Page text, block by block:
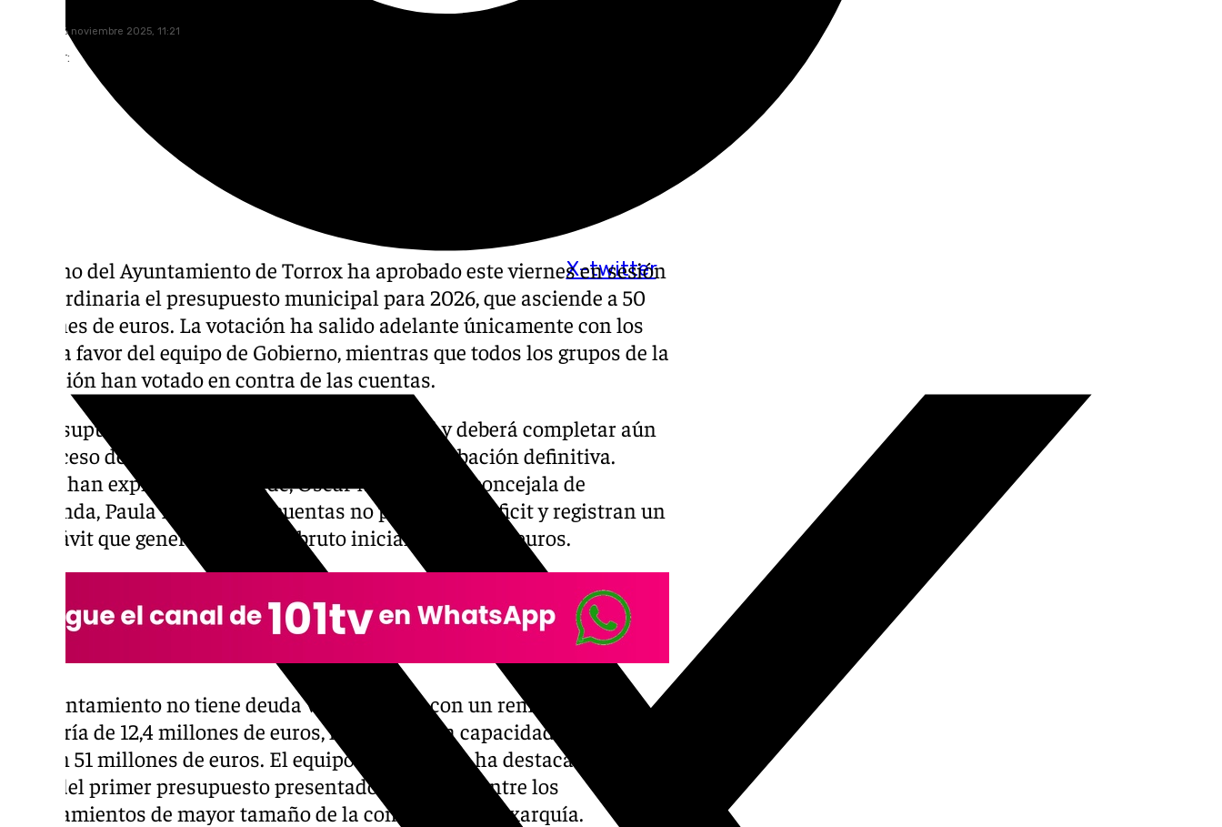
X-twitter
domingo, 16 noviembre 2025, 11:21
Compartir:
El pleno del Ayuntamiento de Torrox ha aprobado este viernes en sesión
extraordinaria el presupuesto municipal para 2026, que asciende a 50
millones de euros. La votación ha salido adelante únicamente con los
votos a favor del equipo de Gobierno, mientras que todos los grupos de la
oposición han votado en contra de las cuentas.
El presupuesto se ha aprobado de forma inicial y deberá completar aún
el proceso de exposición pública antes de su aprobación definitiva.
Según han explicado el alcalde, Óscar Medina, y la concejala de
Hacienda, Paula Moreno, las cuentas no presentan déficit y registran un
superávit que genera un ahorro bruto inicial de 124.500 euros.
El Ayuntamiento no tiene deuda viva y cuenta con un remanente de
tesorería de 12,4 millones de euros, lo que sitúa la capacidad de gasto
real en 51 millones de euros. El equipo de Gobierno ha destacado que se
trata del primer presupuesto presentado para 2026 entre los
ayuntamientos de mayor tamaño de la comarca de la Axarquía.